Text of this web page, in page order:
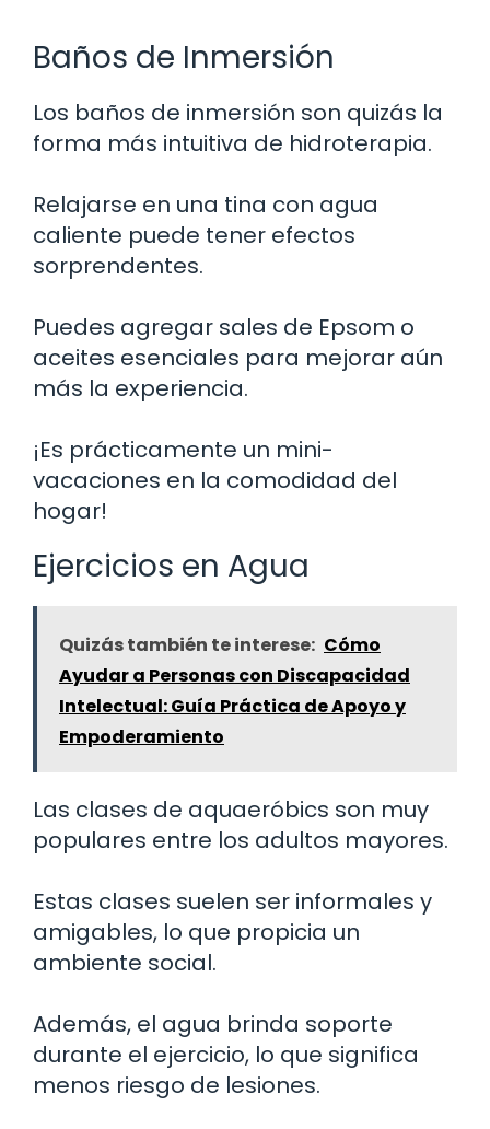
Baños de Inmersión
Los baños de inmersión son quizás la
forma más intuitiva de hidroterapia.
Relajarse en una tina con agua
caliente puede tener efectos
sorprendentes.
Puedes agregar sales de Epsom o
aceites esenciales para mejorar aún
más la experiencia.
¡Es prácticamente un mini-
vacaciones en la comodidad del
hogar!
Ejercicios en Agua
Quizás también te interese: Cómo
Ayudar a Personas con Discapacidad
Intelectual: Guía Práctica de Apoyo y
Empoderamiento
Las clases de aquaeróbics son muy
populares entre los adultos mayores.
Estas clases suelen ser informales y
amigables, lo que propicia un
ambiente social.
Además, el agua brinda soporte
durante el ejercicio, lo que significa
menos riesgo de lesiones.